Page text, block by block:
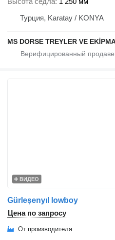
Турция, Karatay / KONYA
ВИДЕО
Gürleşenyıl lowboy
Цена по запросу
От производителя